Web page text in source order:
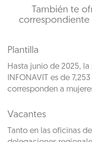
También te
correspondiente
Plantilla
Hasta junio de 2025,
INFONAVIT es de
corresponden a
Vacantes
Tanto en las oficinas